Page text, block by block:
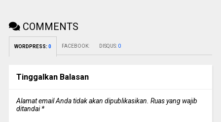
COMMENTS
WORDPRESS: 0 FACEBOOK: DISQUS: 0
Tinggalkan Balasan
Alamat email Anda tidak akan dipublikasikan. Ruas yang wajib
ditandai*